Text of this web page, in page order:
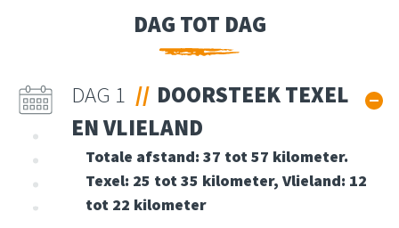
DAG TOT DAG
DAG 1
DOORSTEEK TEXEL
EN VLIELAND
Totale afstand: 37 tot 57 kilometer.
Texel: 25 tot 35 kilometer, Vlieland: 12
tot 22 kilometer